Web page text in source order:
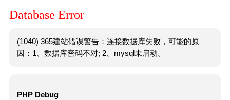
Database Error
(1040) 365建站错误警告：连接数据库失败，可能的原
因：1、数据库密码不对; 2、mysql未启动。
PHP Debug